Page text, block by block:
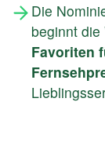
Die
beginnt die
Favoriten